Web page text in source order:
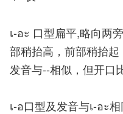
เ-อะ 口型扁平,略向两
部稍抬高，前部稍抬起
发音与--相似，但开口
เ-อ口型及发音与เ-อะ